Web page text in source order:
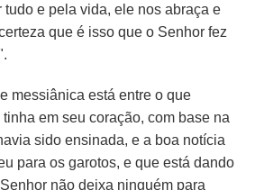
tudo e pela vida, ele nos abraça e
que é isso que o Senhor fez
messiânica está entre o que
em seu coração, com base na
sido ensinada, e a boa notícia
para os garotos, e que está dando
não deixa ninguém para